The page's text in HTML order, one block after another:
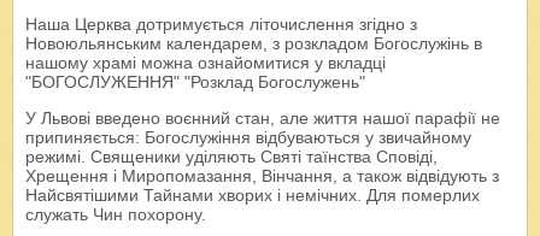
Наша Церква дотримується літочислення згідно з
Новоюльянським календарем, з розкладом Богослужінь в
нашому храмі можна ознайомитися у вкладці
"БОГОСЛУЖЕННЯ" "Розклад Богослужень"
У Львові введено воєнний стан, але життя нашої парафії не
припиняється: Богослужіння відбуваються у звичайному
режимі. Священики уділяють Святі таїнства Сповіді,
Хрещення і Миропомазання, Вінчання, а також відвідують з
Найсвятішими Тайнами хворих і немічних. Для померлих
служать Чин похорону.